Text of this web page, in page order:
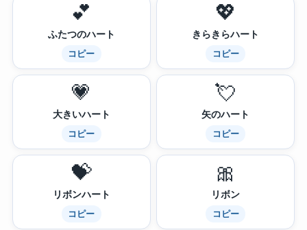
💕
ふたつのハート
コピー
💖
きらきらハート
コピー
💗
大きいハート
コピー
💘
矢のハート
コピー
💝
リボンハート
コピー
🎀
リボン
コピー